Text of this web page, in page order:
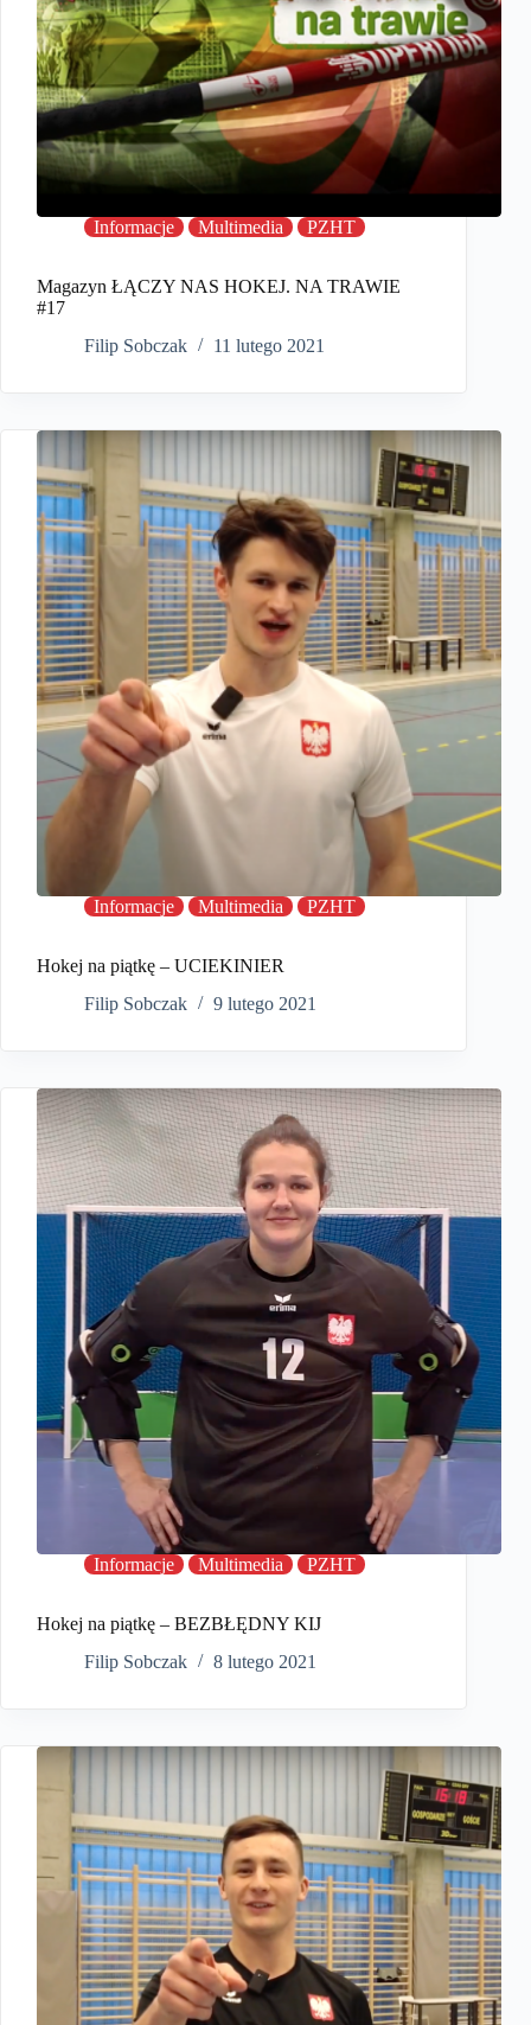
Informacje Multimedia PZHT
Magazyn ŁĄCZY NAS HOKEJ. NA TRAWIE
#17
Filip Sobczak
11 lutego 2021
Informacje Multimedia PZHT
Hokej na piątkę – UCIEKINIER
Filip Sobczak
9 lutego 2021
Informacje Multimedia PZHT
Hokej na piątkę – BEZBŁĘDNY KIJ
Filip Sobczak
8 lutego 2021